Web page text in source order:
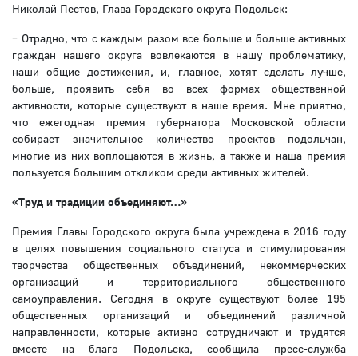
Николай Пестов, Глава Городского округа Подольск:
– Отрадно, что с каждым разом все больше и больше активных
граждан нашего округа вовлекаются в нашу проблематику,
наши общие достижения, и, главное, хотят сделать лучше,
больше, проявить себя во всех формах общественной
активности, которые существуют в наше время. Мне приятно,
что ежегодная премия губернатора Московской области
собирает значительное количество проектов подольчан,
многие из них воплощаются в жизнь, а также и наша премия
пользуется большим откликом среди активных жителей.
«Труд и традиции объединяют…»
Премия Главы Городского округа была учреждена в 2016 году
в целях повышения социального статуса и стимулирования
творчества общественных объединений, некоммерческих
организаций и территориального общественного
самоуправления. Сегодня в округе существуют более 195
общественных организаций и объединений различной
направленности, которые активно сотрудничают и трудятся
вместе на благо Подольска, сообщила пресс-служба